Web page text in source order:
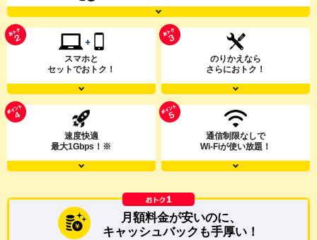
スマホと
セットでおトク！
のりかえなら
さらにおトク！
速度快適
最大1Gbps！※
通信制限なしで
Wi-Fiが使い放題！
月額料金が安いのに、
キャッシュバックも手厚い！